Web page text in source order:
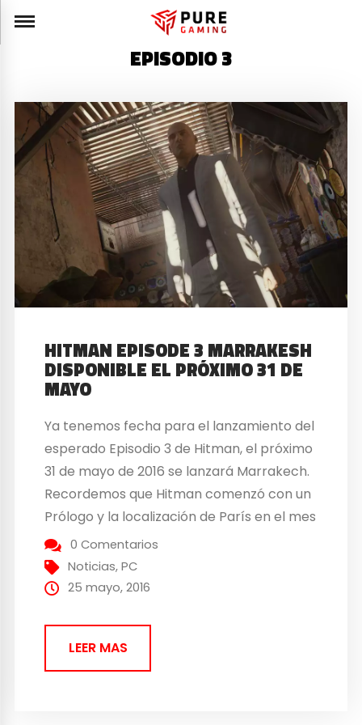
EPISODIO 3
HITMAN EPISODE 3 MARRAKESH
DISPONIBLE EL PRÓXIMO 31 DE
MAYO
Ya tenemos fecha para el lanzamiento del
esperado Episodio 3 de Hitman, el próximo
31 de mayo de 2016 se lanzará Marrakech.
Recordemos que Hitman comenzó con un
Prólogo y la localización de París en el mes
de marzo; el Episodio 2: Sapienza llegó en
el mes de abril y ahora es el turno de
Marrakech el...
0 Comentarios
Noticias,PC
25 mayo, 2016
LEER MAS